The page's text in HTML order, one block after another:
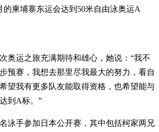
的柬埔寨东运会达到50米自由泳奥运A
奥运之旅充满期待和雄心，她说：“我不
预赛，我想去那里尽我最大的努力，看自
望我有更多队友能取得资格，也希望能与
到A标。”
泳手参加日本公开赛，其中包括柯家两兄